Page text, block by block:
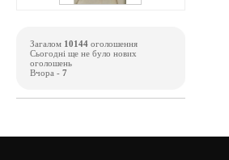
Загалом 10144 оголошення
Сьогодні ще не було нових
оголошень
Вчора - 7